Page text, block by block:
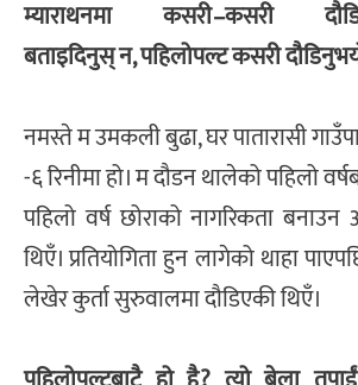
म्याराथनमा कसरी–कसरी
बताइदिनुस् न, पहिलोपल्ट कसरी
नमस्ते म उमकली बुढा, घर पातारासी
-६ रिनीमा हो। म दौडन थालेको पहिलो
पहिलो वर्ष छोराको नागरिकता
थिएँ। प्रतियोगिता हुन लागेको थाहा
लेखेर कुर्ता सुरुवालमा दौडिएकी थिएँ।